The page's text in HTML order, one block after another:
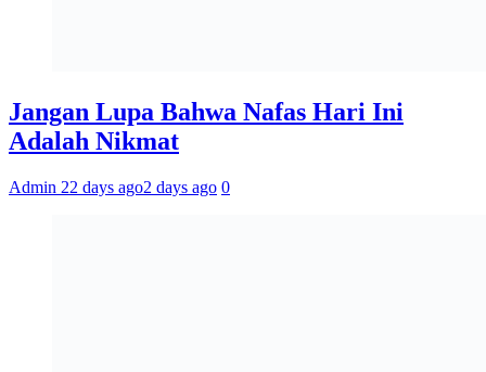
Jangan Lupa Bahwa Nafas Hari Ini
Adalah Nikmat
Admin 22 days ago2 days ago 0